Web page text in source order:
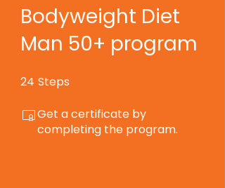
Bodyweight Diet
Man 50+ program
24 Steps
Get a certificate by
completing the program.